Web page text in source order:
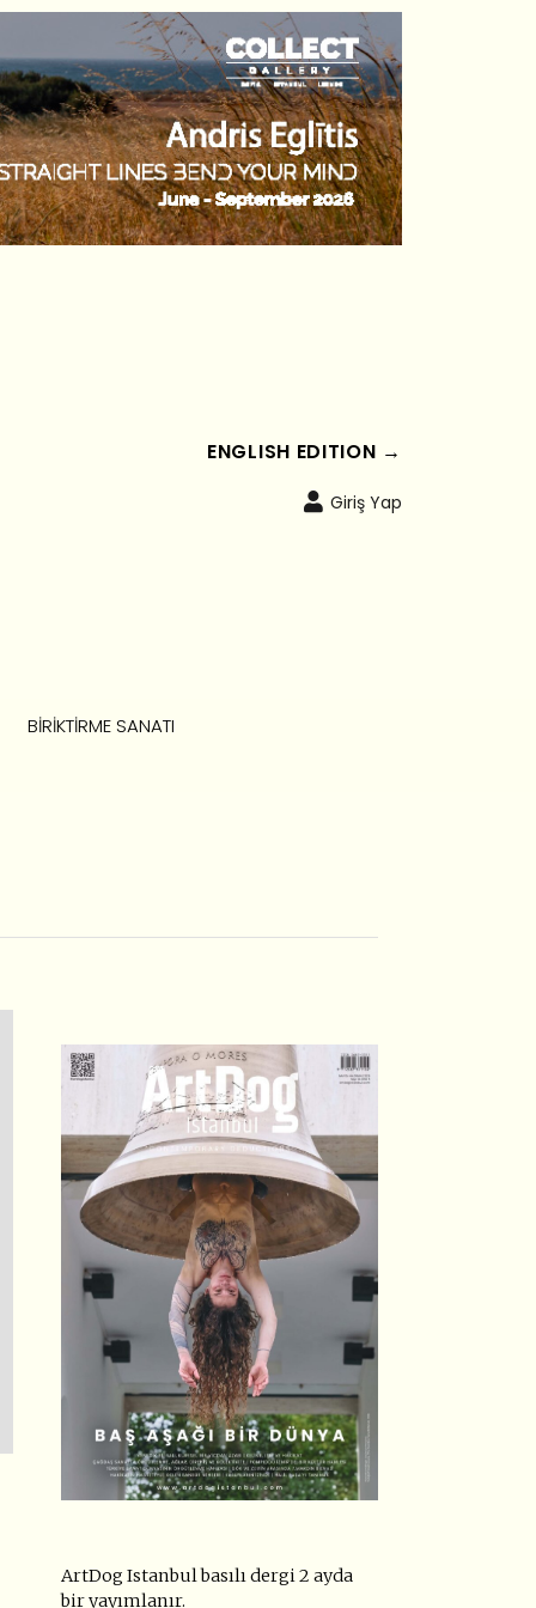
ENGLISH EDITION →
Giriş Yap
BIRIKTIRME SANATI
ArtDog Istanbul basılı dergi 2 ayda
bir yayımlanır.